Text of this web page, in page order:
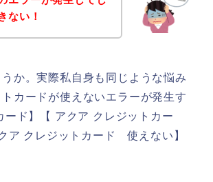
ない！
か。実際私自身も同じような悩み
カードが使えないエラーが発生す
ド】【 アクア クレジットカー
クレジットカード 使えない】